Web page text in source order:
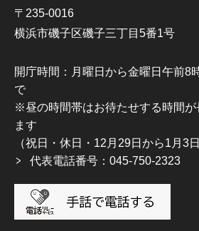
〒235-0016
横浜市磯子区磯子三丁目5番1号
開庁時間：月曜日から金曜日午前8
で
※昼の時間帯はお待たせする時間が
ます
（祝日・休日・12月29日から1月3
代表電話番号：045-750-2323